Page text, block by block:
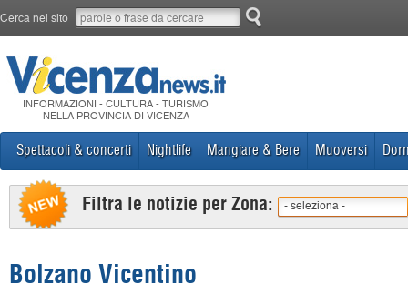
Cerca nel sito
INFORMAZIONI - CULTURA - TURISMO
NELLA PROVINCIA DI VICENZA
Spettacoli & concerti Nightlife Mangiare & Bere Muoversi
Filtra le notizie per Zona: - seleziona -
Bolzano Vicentino